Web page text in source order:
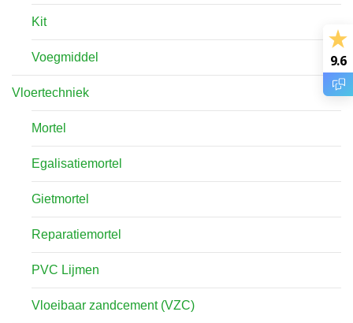
Kit
Voegmiddel
Vloertechniek
Mortel
Egalisatiemortel
Gietmortel
Reparatiemortel
PVC Lijmen
Vloeibaar zandcement (VZC)
9.6